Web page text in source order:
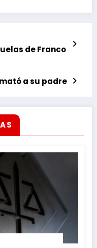
de Franco
a su padre